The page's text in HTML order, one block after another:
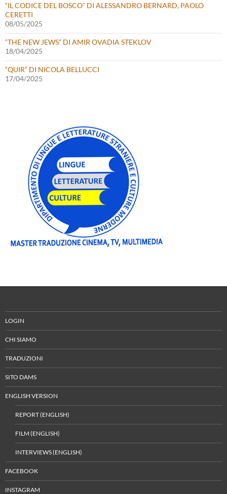
“IL CODICE DEL BOSCO” DI ALESSANDRO BERNARD, PAOLO
CERETTI
08/05/2025
“THE NEW JEWS” DI AMIR OVADIA STEKLOV
18/04/2025
“QUIR” DI NICOLA BELLUCCI
17/04/2025
LOGIN
CHI SIAMO
TRADUZIONI
SITO DAMS
ENGLISH VERSION
REPORT (ENGLISH)
FILM (ENGLISH)
INTERVIEWS (ENGLISH)
FACEBOOK
INSTAGRAM